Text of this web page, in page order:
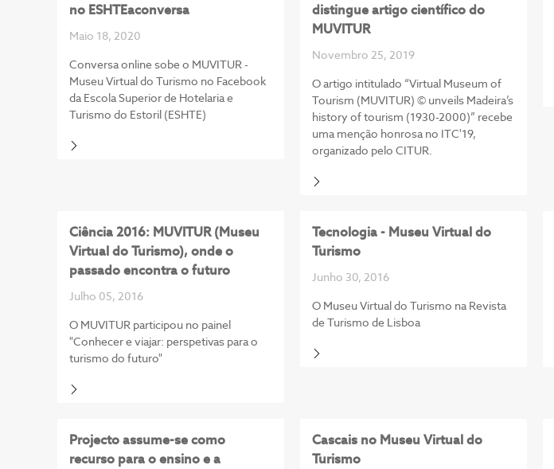
no ESHTEaconversa
Maio 18, 2020
Conversa online sobe o MUVITUR -
Museu Virtual do Turismo no Facebook
da Escola Superior de Hotelaria e
Turismo do Estoril (ESHTE)
distingue artigo científico do
MUVITUR
Novembro 25, 2019
O artigo intitulado “Virtual Museum of
Tourism (MUVITUR) © unveils Madeira’s
history of tourism (1930-2000)” recebe
uma menção honrosa no ITC'19,
organizado pelo CITUR.
Ciência 2016: MUVITUR (Museu
Virtual do Turismo), onde o
passado encontra o futuro
Julho 05, 2016
O MUVITUR participou no painel
"Conhecer e viajar: perspetivas para o
turismo do futuro"
Tecnologia - Museu Virtual do
Turismo
Junho 30, 2016
O Museu Virtual do Turismo na Revista
de Turismo de Lisboa
Projecto assume-se como
recurso para o ensino e a
Cascais no Museu Virtual do
Turismo